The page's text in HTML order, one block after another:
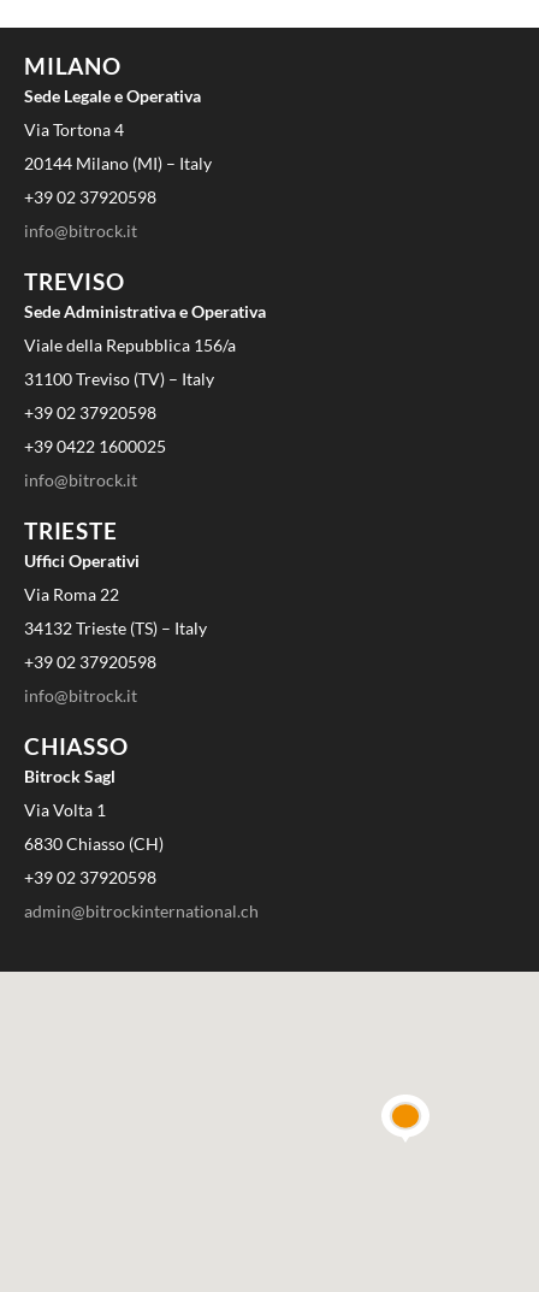
MILANO
Sede Legale e Operativa
Via Tortona 4
20144 Milano (MI) – Italy
+39 02 37920598
info@bitrock.it
TREVISO
Sede Administrativa e Operativa
Viale della Repubblica 156/a
31100 Treviso (TV) – Italy
+39 02 37920598
+39 0422 1600025
info@bitrock.it
TRIESTE
Uffici Operativi
Via Roma 22
34132 Trieste (TS) – Italy
+39 02 37920598
info@bitrock.it
CHIASSO
Bitrock Sagl
Via Volta 1
6830 Chiasso (CH)
+39 02 37920598
admin@bitrockinternational.ch